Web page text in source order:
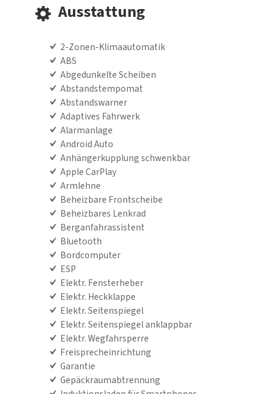
Ausstattung
2-Zonen-Klimaautomatik
ABS
Abgedunkelte Scheiben
Abstandstempomat
Abstandswarner
Adaptives Fahrwerk
Alarmanlage
Android Auto
Anhängerkupplung schwenkbar
Apple CarPlay
Armlehne
Beheizbare Frontscheibe
Beheizbares Lenkrad
Berganfahrassistent
Bluetooth
Bordcomputer
ESP
Elektr. Fensterheber
Elektr. Heckklappe
Elektr. Seitenspiegel
Elektr. Seitenspiegel anklappbar
Elektr. Wegfahrsperre
Freisprecheinrichtung
Garantie
Gepäckraumabtrennung